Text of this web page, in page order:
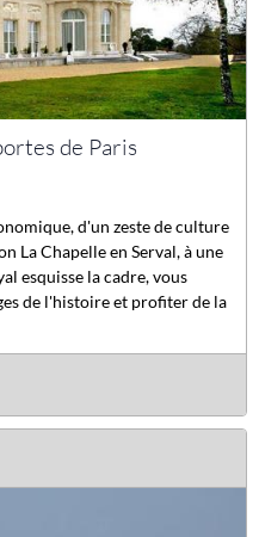
de Paris
d'un zeste de culture
La Chapelle en Serval, à une
esquisse la cadre, vous
de l'histoire et profiter de la